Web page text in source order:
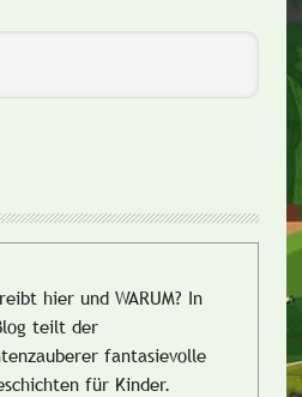
hier und WARUM? In
teilt der
fantasievolle
für Kinder.